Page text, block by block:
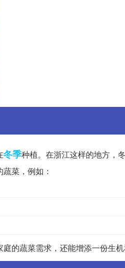
冬季种植。在浙江这样的地方
菜，例如：
的蔬菜需求，还能增添一份生机